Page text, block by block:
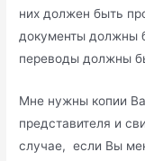
них должен быть
документы должны
переводы должны
Мне нужны копии
представителя и
случае, если Вы